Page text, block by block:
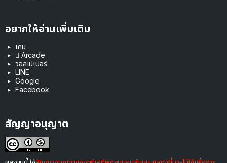
อยากให้อ่านเพิ่มเติม
เกม
 Arcade
วอลเปเปอร์
LINE
Google
Facebook
สัญญาอนุญาต